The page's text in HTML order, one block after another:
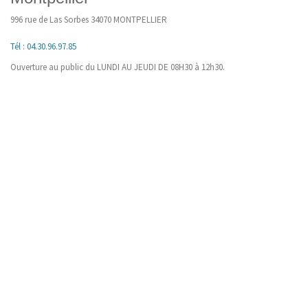
996 rue de Las Sorbes 34070 MONTPELLIER
Tél : 04.30.96.97.85
Ouverture au public du LUNDI AU JEUDI DE 08H30 à 12h30.